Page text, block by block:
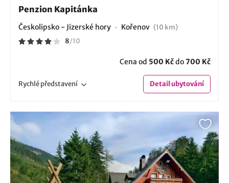
Penzion Kapitánka
Českolipsko - Jizerské hory Kořenov (10 km)
8/10
Cena od 500 Kčdo700 Kč
Rychlépředstavení Detailubytování